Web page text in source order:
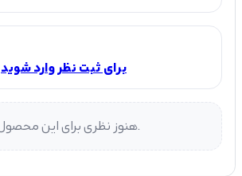
برای ثبت نظر وارد شوید
هنوز نظری برای این محصول ثبت نشده است.